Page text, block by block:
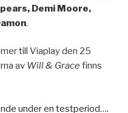
Demi Moore,
.
till Viaplay den 25
av Will & Grace finns
underen testperiod….